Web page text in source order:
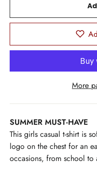
More
SUMMER MUST-HAVE
This girls casual t-shirt is
logo on the chest for an
occasions, from school to